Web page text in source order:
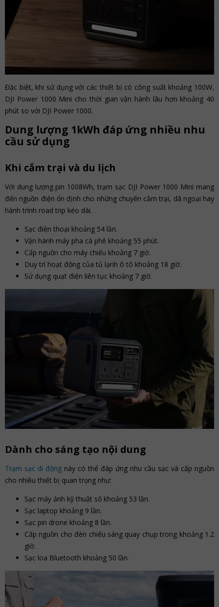
Đặc biệt, khi sử dụng với các thiết bị có công suất khoảng 100W,
DJI Power 1000 Mini cho thời gian vận hành lâu hơn khoảng 40
phút so với DJI Power 1000.
Dung lượng 1kWh đáp ứng nhiều nhu
cầu sử dụng
Khi cắm trại và du lịch
Với dung lượng pin 1008Wh, trạm sạc DJI Power 1000 Mini mang
đến nguồn điện ổn định cho những chuyến cắm trại, dã ngoại hay
hành trình road trip kéo dài.
Sạc điện thoại khoảng 54 lần.
Vận hành máy pha cà phê khoảng 55 phút.
Cấp nguồn cho máy chiếu khoảng 7 giờ.
Duy trì hoạt động của tủ lạnh ô tô khoảng 18 giờ.
Sử dụng quạt điện liên tục khoảng 7 giờ.
Dành cho sáng tạo nội dung
Trạm sạc di động này có thể đáp ứng nhu cầu sạc và cấp nguồn
cho nhiều thiết bị quan trọng như:
Sạc máy ảnh kỹ thuật số khoảng 53 lần.
Sạc laptop khoảng 9 lần.
Sạc pin drone khoảng 8 lần.
Cấp nguồn cho đèn chiếu sáng quay chụp trong khoảng 1.2
giờ.
Sạc loa Bluetooth khoảng 50 lần.